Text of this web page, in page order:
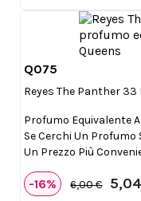
Q075
Reyes The Panther 33
Profumo Equivalente
Se Cerchi Un
Un Prezzo Più
-16% 6,00 €